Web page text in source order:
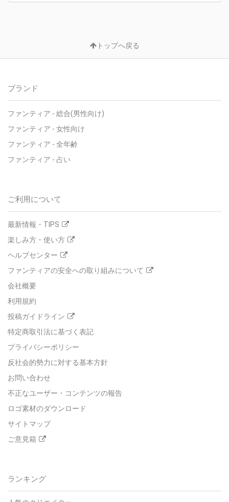
トップへ戻る
ブランド
ファンティア - 総合(男性向け)
ファンティア - 女性向け
ファンティア - 全年齢
ファンティア - 占い
ご利用について
最新情報・TIPS
楽しみ方・使い方
ヘルプセンター
ファンティアの安全への取り組みについて
会社概要
利用規約
投稿ガイドライン
特定商取引法に基づく表記
プライバシーポリシー
反社会的勢力に対する基本方針
お問い合わせ
不正なユーザー・コンテンツの報告
ロゴ素材のダウンロード
サイトマップ
ご意見箱
ランキング